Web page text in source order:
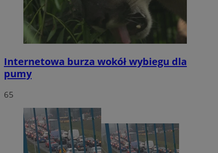
Internetowa burza wokół wybiegu dla
pumy
65